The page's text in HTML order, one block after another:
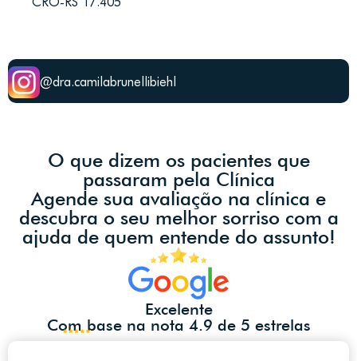
@dra.camilabrunellibiehl
O que dizem os pacientes que
passaram pela Clínica
Agende sua avaliação na clínica e
descubra o seu melhor sorriso com a
ajuda de quem entende do assunto!
Excelente
Com base na nota 4.9 de 5 estrelas